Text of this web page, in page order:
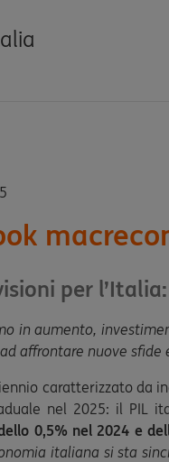
per
in aumento,
affrontare nuove
caratterizzato da
nel 2025: il PIL
0,5% nel 2024 e
italiana si sta